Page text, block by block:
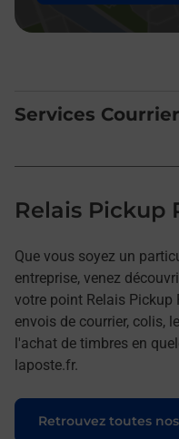
Services
Relais Pickup
Que vous soyez un
entreprise, venez
votre point Relais Pickup
envois de courrier, colis,
l'achat de timbres en
laposte.fr.
Retrouvez toutes